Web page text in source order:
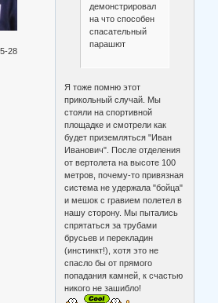
28
демонстрировал
на что способен
спасательный
парашют
Я тоже помню этот
прикольный случай. Мы
стояли на спортивной
площадке и смотрели как
будет приземляться "Иван
Иванович". После отделения
от вертолета на высоте 100
метров, почему-то привязная
система не удержала "бойца"
и мешок с гравием полетел в
нашу сторону. Мы пытались
спрятаться за трубами
брусьев и перекладин
(инстинкт!), хотя это не
спасло бы от прямого
попадания камней, к счастью
никого не зашибло!